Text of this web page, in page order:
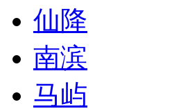
仙降
南滨
马屿